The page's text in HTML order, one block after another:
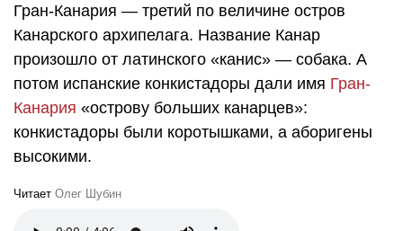
Гран-Канария — третий по величине остров
Канарского архипелага. Название Канар
произошло от латинского «канис» — собака. А
потом испанские конкистадоры дали имя Гран-
Канария «острову больших канарцев»:
конкистадоры были коротышками, а аборигены
высокими.
Читает Олег Шубин